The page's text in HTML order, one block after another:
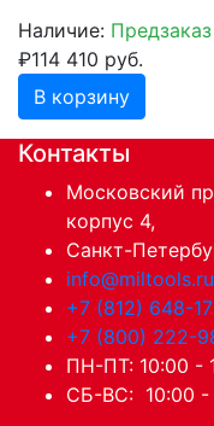
Наличие: Предзаказ
₽114 410 руб.
В корзину
Контакты
Московский
корпус 4,
Санкт-
info@miltools.ru
+7 (812) 648-
+7 (800) 222-
ПН-ПТ: 10:00 -
СБ-ВС: 10:00 -